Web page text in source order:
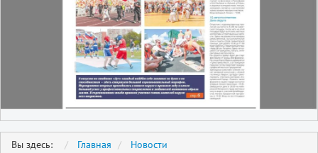
Вы здесь: Главная
Новости